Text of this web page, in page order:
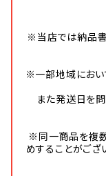
※当店では納品
※一部地域にお
また発送日を問
※同一商品を複
めすることがござ